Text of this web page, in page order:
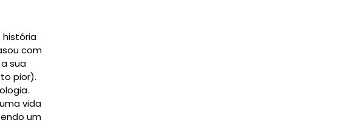
história
com
sua
pior).
vida
um